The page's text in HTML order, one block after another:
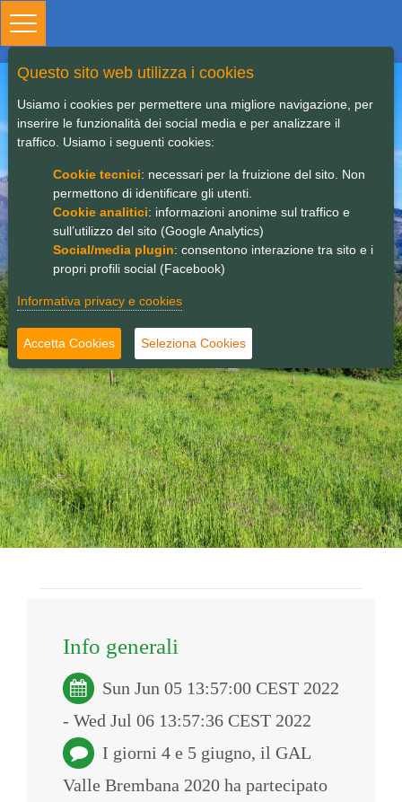
Toggle
Orobie BIKE Fest | 4 e 5
giugno 2022
Info generali
Sun Jun 05 13:57:00 CEST 2022
- Wed Jul 06 13:57:36 CEST 2022
I giorni 4 e 5 giugno, il GAL
Valle Brembana 2020 ha partecipato
Questo sito web utilizza i cookies
Usiamo i cookies per permettere una migliore navigazione, per
inserire le funzionalità dei social media e per analizzare il
traffico. Usiamo i seguenti cookies:
Cookie tecnici: necessari per la fruizione del sito. Non
permettono di identificare gli utenti.
Cookie analitici: informazioni anonime sul traffico e
sull’utilizzo del sito (Google Analytics)
Social/media plugin: consentono interazione tra sito e i
propri profili social (Facebook)
Informativa privacy e cookies
Accetta Cookies Seleziona Cookies